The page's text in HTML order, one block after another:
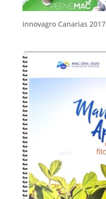
Innovagro Canarias 2017